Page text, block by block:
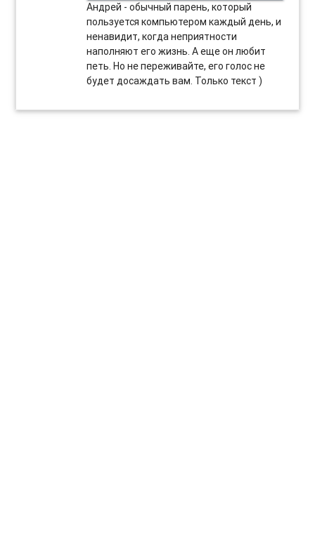
Андрей - обычный парень, который
пользуется компьютером каждый день, и
ненавидит, когда неприятности
наполняют его жизнь. А еще он любит
петь. Но не переживайте, его голос не
будет досаждать вам. Только текст )